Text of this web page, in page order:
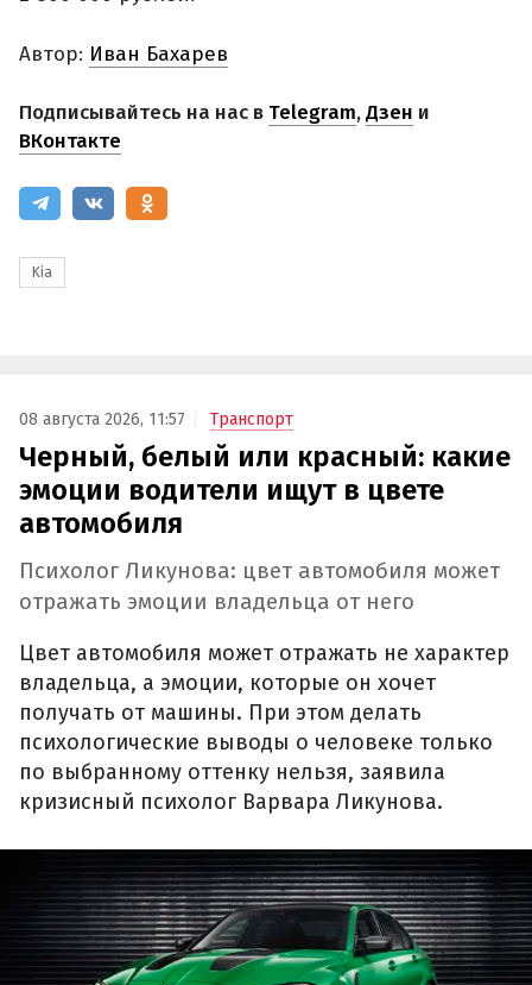
Автор: Иван Бахарев
Подписывайтесь на нас в Telegram,Дзен и
ВКонтакте
Kia
08 августа 2026, 11:57 Транспорт
Черный, белый или красный: какие
эмоции водители ищут в цвете
автомобиля
Психолог Ликунова: цвет автомобиля может
отражать эмоции владельца от него
Цвет автомобиля может отражать не характер
владельца, а эмоции, которые он хочет
получать от машины. При этом делать
психологические выводы о человеке только
по выбранному оттенку нельзя, заявила
кризисный психолог Варвара Ликунова.